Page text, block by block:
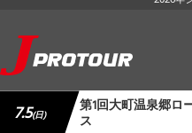
7.5(日) 第1回大町温泉郷ロ
ス